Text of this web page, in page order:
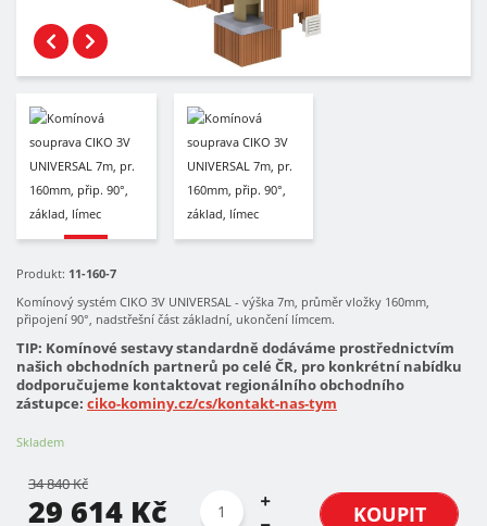
Produkt: 11-160-7
Komínový systém CIKO 3V UNIVERSAL - výška 7m, průměr vložky 160mm,
připojení 90°, nadstřešní část základní, ukončení límcem.
TIP: Komínové sestavy standardně dodáváme prostřednictvím
našich obchodních partnerů po celé ČR, pro konkrétní nabídku
dodporučujeme kontaktovat regionálního obchodního
zástupce: ciko-kominy.cz/cs/kontakt-nas-tym
Skladem
34 840 Kč
29 614 Kč KOUPIT